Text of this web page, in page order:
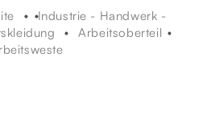
Industrie - Handwerk -
Arbeitsoberteil